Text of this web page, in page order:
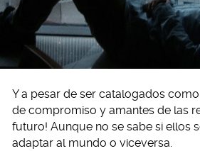
Y a pesar de ser catalogados
de compromiso y amantes de las
futuro! Aunque no se sabe si ellos
adaptar al mundo o viceversa.